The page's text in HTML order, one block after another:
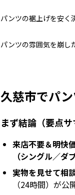
パンツの裾上げを安く
パンツの雰囲気を崩し
久慈市でパ
まず結論（要点サ
来店不要＆明快
（シングル／ダ
実物を見せて相
（24時間）が公